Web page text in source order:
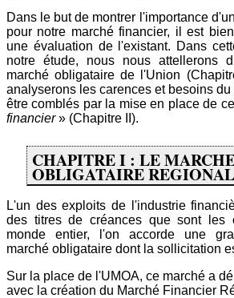
Dans le but de montrer l'importance
pour notre marché financier, il est
une évaluation de l'existant. Dans
notre étude, nous nous attellerons
marché obligataire de l'Union
analyserons les carences et besoins
être comblés par la mise en place de
financier» (Chapitre II).
CHAPITRE I : LE
OBLIGATAIRE REGIONAL
L'un des exploits de l'industrie
des titres de créances que sont les
monde entier, l'on accorde une
marché obligataire dont la sollicitation
Sur la place de l'UMOA, ce marché a
avec la création du Marché Financier